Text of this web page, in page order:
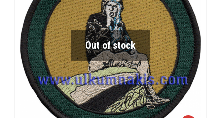
Out of stock